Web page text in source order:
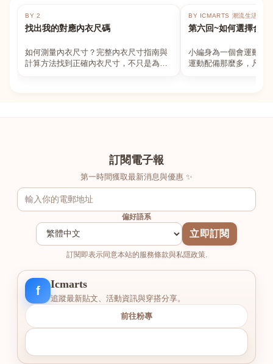
BY 2
找出我的對應內衣尺碼
如何測量內衣尺寸？完整內衣尺寸指南與
計算方法找到正確內衣尺寸，不只是為了
BY ICMARTS 潮流生活百貨
第六回~如何選擇合適
小編身為一個會運動的
運動配備那麼多，凡舉
訂閱電子報
第一時間獲取最新消息與優惠 ✨
偏好語系
立即訂閱
訂閱即表示同意本站的服務條款與私隱政策.
f
Icmarts
追蹤最新貼文、活動資訊與穿搭分享。
前往粉專